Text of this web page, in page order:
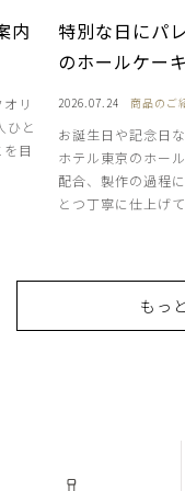
内
リ
ひと
目
特別な日にパ
のホールケー
2026.07.24 商品のご
お誕生日や記念日
ホテル東京のホー
配合、製作の過程
とつ丁寧に仕上げ
もっ